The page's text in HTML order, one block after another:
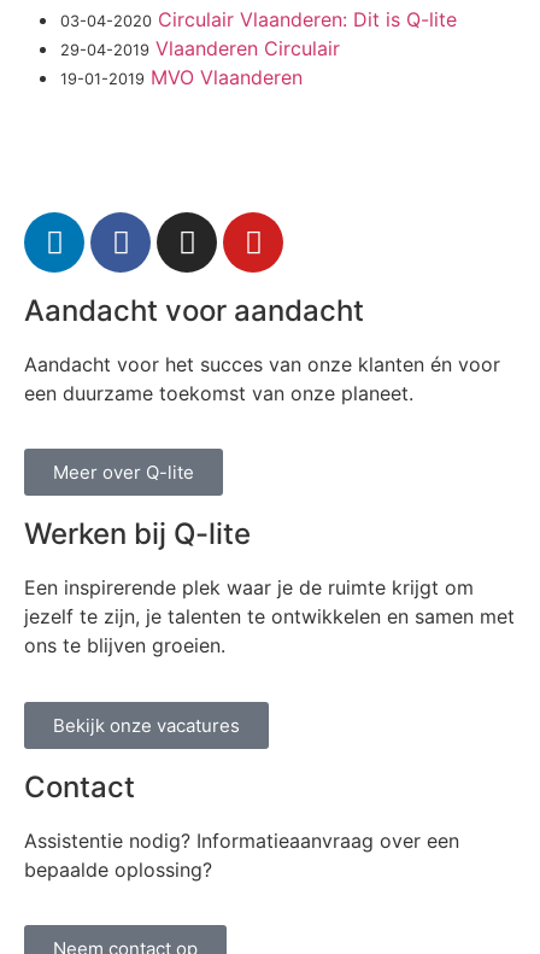
03-04-2020 Circulair Vlaanderen: Dit is Q-lite
29-04-2019 Vlaanderen Circulair
19-01-2019 MVO Vlaanderen
Aandacht voor aandacht
Aandacht voor het succes van onze klanten én voor
een duurzame toekomst van onze planeet.
Meer over Q-lite
Werken bij Q-lite
Een inspirerende plek waar je de ruimte krijgt om
jezelf te zijn, je talenten te ontwikkelen en samen met
ons te blijven groeien.
Bekijk onze vacatures
Contact
Assistentie nodig? Informatieaanvraag over een
bepaalde oplossing?
Neem contact op